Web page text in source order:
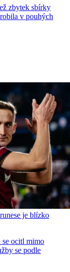
zbytek sbírky
v pouhých
je blízko
se ocitl mimo
se podle